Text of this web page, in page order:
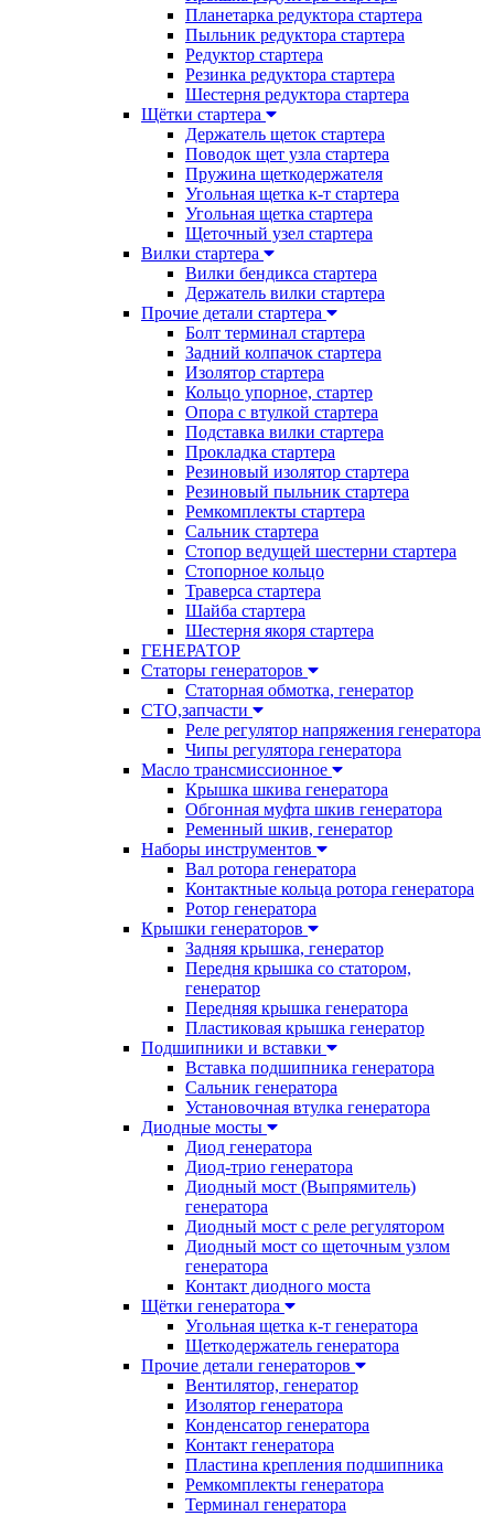
Планетарка редуктора стартера
Пыльник редуктора стартера
Редуктор стартера
Резинка редуктора стартера
Шестерня редуктора стартера
Щётки стартера
Держатель щеток стартера
Поводок щет узла стартера
Пружина щеткодержателя
Угольная щетка к-т стартера
Угольная щетка стартера
Щеточный узел стартера
Вилки стартера
Вилки бендикса стартера
Держатель вилки стартера
Прочие детали стартера
Болт терминал стартера
Задний колпачок стартера
Изолятор стартера
Кольцо упорное, стартер
Опора с втулкой стартера
Подставка вилки стартера
Прокладка стартера
Резиновый изолятор стартера
Резиновый пыльник стартера
Ремкомплекты стартера
Сальник стартера
Стопор ведущей шестерни стартера
Стопорное кольцо
Траверса стартера
Шайба стартера
Шестерня якоря стартера
ГЕНЕРАТОР
Статоры генераторов
Статорная обмотка, генератор
СТО,запчасти
Реле регулятор напряжения генератора
Чипы регулятора генератора
Масло трансмиссионное
Крышка шкива генератора
Обгонная муфта шкив генератора
Ременный шкив, генератор
Наборы инструментов
Вал ротора генератора
Контактные кольца ротора генератора
Ротор генератора
Крышки генераторов
Задняя крышка, генератор
Передня крышка со статором,
генератор
Передняя крышка генератора
Пластиковая крышка генератор
Подшипники и вставки
Вставка подшипника генератора
Сальник генератора
Установочная втулка генератора
Диодные мосты
Диод генератора
Диод-трио генератора
Диодный мост (Выпрямитель)
генератора
Диодный мост с реле регулятором
Диодный мост со щеточным узлом
генератора
Контакт диодного моста
Щётки генератора
Угольная щетка к-т генератора
Щеткодержатель генератора
Прочие детали генераторов
Вентилятор, генератор
Изолятор генератора
Конденсатор генератора
Контакт генератора
Пластина крепления подшипника
Ремкомплекты генератора
Терминал генератора